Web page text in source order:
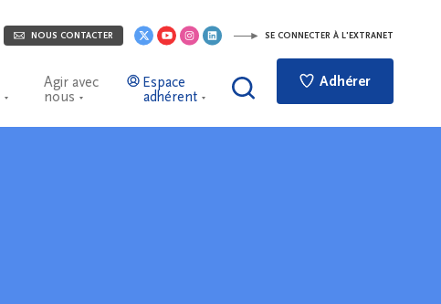
NOUS CONTACTER SE CONNECTER À L'EXTRANET
Agir avec
nous
Espace
adhérent
Adhérer